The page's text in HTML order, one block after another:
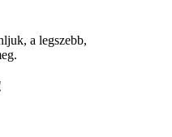
a legszebb,